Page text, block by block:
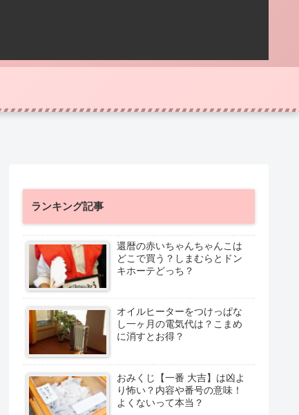
ランキング記事
還暦の赤いちゃんちゃんこは
どこで買う？しまむらとドン
キホーテどっち？
オイルヒーターをつけっぱな
し一ヶ月の電気代は？こまめ
に消すとお得？
おみくじ【一番 大吉】は凶よ
り怖い？内容や番号の意味！
よくないって本当？